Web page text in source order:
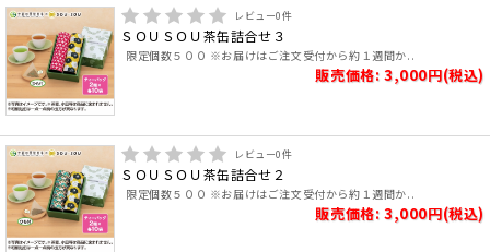
レビュー0件
ＳＯＵＳＯＵ茶缶詰合せ３
限定個数５００ ※お届けはご注文受付から約１週間か..
販売価格: 3,000円(税込)
レビュー0件
ＳＯＵＳＯＵ茶缶詰合せ２
限定個数５００ ※お届けはご注文受付から約１週間か..
販売価格: 3,000円(税込)